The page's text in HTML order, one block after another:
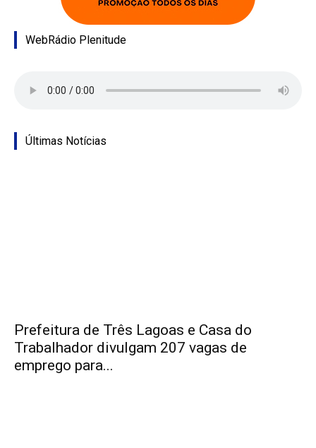
WebRádio Plenitude
Últimas Notícias
Prefeitura de Três Lagoas e Casa do
Trabalhador divulgam 207 vagas de
emprego para...